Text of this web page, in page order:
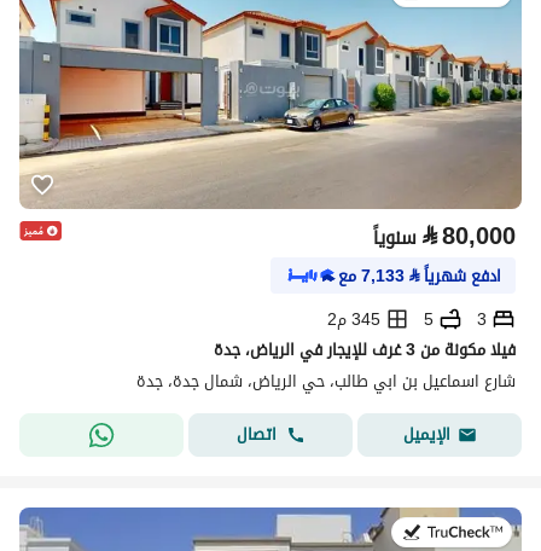
⃁80,000 سنوياً
ادفع شهرياً⃁
7,133مع
3
5
345 م2
فيلا مكونة من 3 غرف للإيجار في الرياض، جدة
شارع اسماعيل بن ابي طالب، حي الرياض، شمال جدة، جدة
الإيميل
اتصال
في:17 يوليو 2026